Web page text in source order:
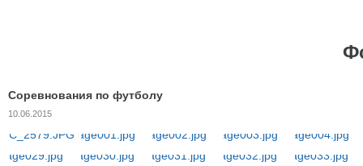
Соревнования по футболу
10.06.2015